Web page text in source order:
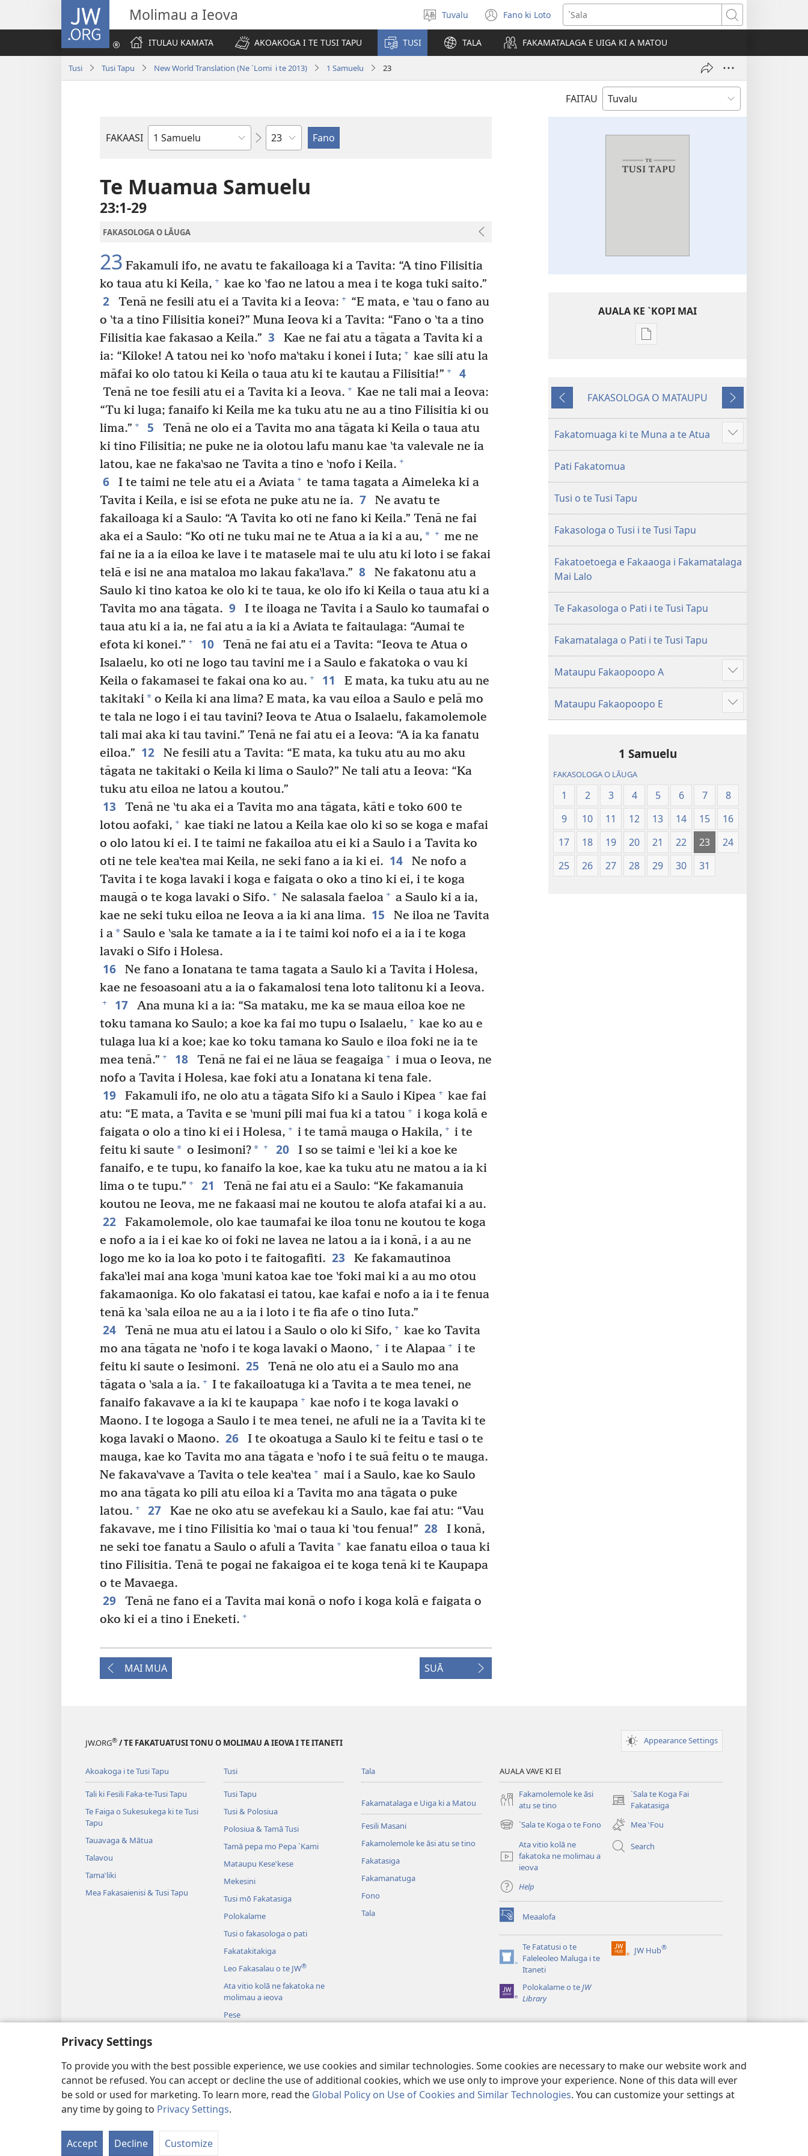
Privacy Settings
To provide you with the best possible experience, we use cookies and similar technologies. Some cookies are necessary to make our website work and
cannot be refused. You can accept or decline the use of additional cookies, which we use only to improve your experience. None of this data will ever
be sold or used for marketing. To learn more, read the Global Policy on Use of Cookies and Similar Technologies. You can customize your settings at
any time by going to Privacy Settings.
Accept Decline Customize
JW.ORG Molimau a Ieova
Fili
se
`gana
Tuvalu Fano ki Loto
(opens
new
window)
`Sala
ITULAU KAMATA
AKOAKOGA I TE TUSI TAPU TUSI TALA FAKAMATALAGA E UIGA KI A MATOU
Tusi Tusi Tapu New World Translation (Ne `Lomi i te 2013) 1 Samuelu 23
FAITAU
FAKAASI
Tusi
Tusi
Mataupu
Te Muamua Samuelu
23:1-29
FAKASOLOGA O LĀUGA
23 Fakamuli ifo, ne avatu te fakailoaga ki a Tavita: “A tino Filisitia
ko taua atu ki Keila, + kae ko ‵fao ne latou a mea i te koga tuki saito.”
2 Tenā ne fesili atu ei a Tavita ki a Ieova: + “E mata, e ‵tau o fano au
o ‵ta a tino Filisitia konei?” Muna Ieova ki a Tavita: “Fano o ‵ta a tino
Filisitia kae fakasao a Keila.” 3
Kae ne fai atu a tāgata a Tavita ki a
ia: “Kiloke! A tatou nei ko ‵nofo ma‵taku i konei i Iuta; + kae sili atu la
māfai ko olo tatou ki Keila o taua atu ki te kautau a Filisitia!” + 4
Tenā ne toe fesili atu ei a Tavita ki a Ieova. + Kae ne tali mai a Ieova:
“Tu ki luga; fanaifo ki Keila me ka tuku atu ne au a tino Filisitia ki ou
lima.” + 5
Tenā ne olo ei a Tavita mo ana tāgata ki Keila o taua atu
ki tino Filisitia; ne puke ne ia olotou lafu manu kae ‵ta valevale ne ia
latou, kae ne faka‵sao ne Tavita a tino e ‵nofo i Keila. +
6 I te taimi ne tele atu ei a Aviata + te tama tagata a Aimeleka ki a
Tavita i Keila, e isi se efota ne puke atu ne ia. 7
Ne avatu te
fakailoaga ki a Saulo: “A Tavita ko oti ne fano ki Keila.” Tenā ne fai
aka ei a Saulo: “Ko oti ne tuku mai ne te Atua a ia ki a au, * + me ne
fai ne ia a ia eiloa ke lave i te matasele mai te ulu atu ki loto i se fakai
telā e isi ne ana mataloa mo lakau faka‵lava.” 8
Ne fakatonu atu a
Saulo ki tino katoa ke olo ki te taua, ke olo ifo ki Keila o taua atu ki a
Tavita mo ana tāgata. 9
I te iloaga ne Tavita i a Saulo ko taumafai o
taua atu ki a ia, ne fai atu a ia ki a Aviata te faitaulaga: “Aumai te
efota ki konei.” + 10
Tenā ne fai atu ei a Tavita: “Ieova te Atua o
Isalaelu, ko oti ne logo tau tavini me i a Saulo e fakatoka o vau ki
Keila o fakamasei te fakai ona ko au. + 11
E mata, ka tuku atu au ne
takitaki* o Keila ki ana lima? E mata, ka vau eiloa a Saulo e pelā mo
te tala ne logo i ei tau tavini? Ieova te Atua o Isalaelu, fakamolemole
tali mai aka ki tau tavini.” Tenā ne fai atu ei a Ieova: “A ia ka fanatu
eiloa.” 12
Ne fesili atu a Tavita: “E mata, ka tuku atu au mo aku
tāgata ne takitaki o Keila ki lima o Saulo?” Ne tali atu a Ieova: “Ka
tuku atu eiloa ne latou a koutou.”
13
Tenā ne ‵tu aka ei a Tavita mo ana tāgata, kāti e toko 600 te
lotou aofaki, + kae tiaki ne latou a Keila kae olo ki so se koga e mafai
o olo latou ki ei. I te taimi ne fakailoa atu ei ki a Saulo i a Tavita ko
oti ne tele kea‵tea mai Keila, ne seki fano a ia ki ei. 14
Ne nofo a
Tavita i te koga lavaki i koga e faigata o oko a tino ki ei, i te koga
maugā o te koga lavaki o Sifo. + Ne salasala faeloa + a Saulo ki a ia,
kae ne seki tuku eiloa ne Ieova a ia ki ana lima. 15
Ne iloa ne Tavita
i a* Saulo e ‵sala ke tamate a ia i te taimi koi nofo ei a ia i te koga
lavaki o Sifo i Holesa.
16
Ne fano a Ionatana te tama tagata a Saulo ki a Tavita i Holesa,
kae ne fesoasoani atu a ia o fakamalosi tena loto talitonu ki a Ieova.
+ 17
Ana muna ki a ia: “Sa mataku, me ka se maua eiloa koe ne
toku tamana ko Saulo; a koe ka fai mo tupu o Isalaelu, + kae ko au e
tulaga lua ki a koe; kae ko toku tamana ko Saulo e iloa foki ne ia te
mea tenā.” + 18 Tenā ne fai ei ne lāua se feagaiga + i mua o Ieova, ne
nofo a Tavita i Holesa, kae foki atu a Ionatana ki tena fale.
19 Fakamuli ifo, ne olo atu a tāgata Sifo ki a Saulo i Kipea + kae fai
atu: “E mata, a Tavita e se ‵muni pili mai fua ki a tatou + i koga kolā e
faigata o olo a tino ki ei i Holesa, + i te tamā mauga o Hakila, + i te
feitu ki saute * o Iesimoni?* + 20
I so se taimi e ‵lei ki a koe ke
fanaifo, e te tupu, ko fanaifo la koe, kae ka tuku atu ne matou a ia ki
lima o te tupu.” + 21
Tenā ne fai atu ei a Saulo: “Ke fakamanuia
koutou ne Ieova, me ne fakaasi mai ne koutou te alofa atafai ki a au.
22
Fakamolemole, olo kae taumafai ke iloa tonu ne koutou te koga
e nofo a ia i ei kae ko oi foki ne lavea ne latou a ia i konā, i a au ne
logo me ko ia loa ko poto i te faitogafiti. 23
Ke fakamautinoa
faka‵lei mai ana koga ‵muni katoa kae toe ‵foki mai ki a au mo otou
fakamaoniga. Ko olo fakatasi ei tatou, kae kafai e nofo a ia i te fenua
tenā ka ‵sala eiloa ne au a ia i loto i te fia afe o tino Iuta.”
24 Tenā ne mua atu ei latou i a Saulo o olo ki Sifo, + kae ko Tavita
mo ana tāgata ne ‵nofo i te koga lavaki o Maono, + i te Alapaa + i te
feitu ki saute o Iesimoni. 25
Tenā ne olo atu ei a Saulo mo ana
tāgata o ‵sala a ia. + I te fakailoatuga ki a Tavita a te mea tenei, ne
fanaifo fakavave a ia ki te kaupapa + kae nofo i te koga lavaki o
Maono. I te logoga a Saulo i te mea tenei, ne afuli ne ia a Tavita ki te
koga lavaki o Maono. 26
I te okoatuga a Saulo ki te feitu e tasi o te
mauga, kae ko Tavita mo ana tāgata e ‵nofo i te suā feitu o te mauga.
Ne fakava‵vave a Tavita o tele kea‵tea + mai i a Saulo, kae ko Saulo
mo ana tāgata ko pili atu eiloa ki a Tavita mo ana tāgata o puke
latou. + 27
Kae ne oko atu se avefekau ki a Saulo, kae fai atu: “Vau
fakavave, me i tino Filisitia ko ‵mai o taua ki ‵tou fenua!” 28
I konā,
ne seki toe fanatu a Saulo o afuli a Tavita + kae fanatu eiloa o taua ki
tino Filisitia. Tenā te pogai ne fakaigoa ei te koga tenā ki te Kaupapa
o te Mavaega.
29
Tenā ne fano ei a Tavita mai konā o nofo i koga kolā e faigata o
oko ki ei a tino i Eneketi. +
MAI MUA SUĀ
AUALA KE `KOPI MAI
Auala
mai
tusi
i
‵Fuliga
te
Lalolagi
Fou
(Te
Toe
te
MAI
MUA
FAKASOLOGA O MATAUPU
SUĀ
Fakatomuaga ki te Muna a te Atua
Show
more
Pati Fakatomua
Tusi o te Tusi Tapu
Fakasologa o Tusi i te Tusi Tapu
Fakatoetoega e Fakaaoga i Fakamatalaga
Mai Lalo
Te Fakasologa o Pati i te Tusi Tapu
Fakamatalaga o Pati i te Tusi Tapu
Mataupu Fakaopoopo A
Show
more
Mataupu Fakaopoopo E
Show
more
1 Samuelu
FAKASOLOGA O LĀUGA
1 2 3 4 5 6 7
8
9
10 11 12 13 14 15
16
17
18 19 20 21 22 23
24
25
26 27 28 29 30 31
JW.ORG® / TE FAKATUATUSI TONU O MOLIMAU A IEOVA I TE ITANETI Appearance Settings
Akoakoga i te Tusi Tapu
Tali ki Fesili Faka-te-Tusi Tapu
Te Faiga o Sukesukega ki te Tusi
Tapu
Tauavaga & Mātua
Talavou
Tama‵liki
Mea Fakasaienisi & Tusi Tapu
Tusi
Tusi Tapu
Tusi & Polosiua
Polosiua & Tamā Tusi
Tamā pepa mo Pepa ˋKami
Mataupu Kese‵kese
Mekesini
Tusi mō Fakatasiga
Polokalame
Tusi o fakasologa o pati
Fakatakitakiga
Leo Fakasalau o te JW®
Ata vitio kolā ne fakatoka ne
molimau a ieova
Pese
Tala i te Tusi Tapu
Tala
Fakamatalaga e Uiga ki a Matou
Fesili Masani
Fakamolemole ke āsi atu se tino
Fakatasiga
Fakamanatuga
Fono
Tala
AUALA VAVE KI EI
Fakamolemole ke āsi
atu se tino
`Sala te Koga Fai
Fakatasiga
(opens
new
window)
`Sala te Koga o te Fono
(opens
window)
Mea ‵Fou
Ata vitio kolā ne
fakatoka ne molimau a
ieova
Search
Help
Meaalofa
(opens
new
window)Te Fatatusi o te
Faleleoleo Maluga i te
Itaneti
(opens
window)
JW Hub®
(opens
Polokalame o teJW
Library
Copyright © 2026 Watch Tower Bible and Tract Society of Pennsylvania.